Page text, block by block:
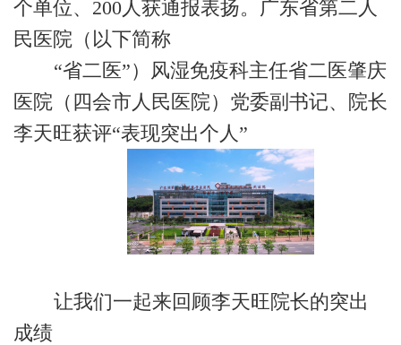
个单位、 200人获通报表扬。 广东省第二人
民医院（以下简称
“省二医”）风湿免疫科主任省二医肇庆
医院（四会市人民医院）党委副书记、院长
李天旺获评“表现突出个人”
让我们一起来回顾李天旺院长的突出
成绩